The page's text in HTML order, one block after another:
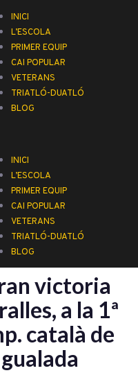
INICI
L’ESCOLA
PRIMER EQUIP
CAI POPULAR
VETERANS
TRIATLÓ-DUATLÓ
BLOG
INICI
L’ESCOLA
PRIMER EQUIP
CAI POPULAR
VETERANS
TRIATLÓ-DUATLÓ
BLOG
victoria
a la 1ª
català de